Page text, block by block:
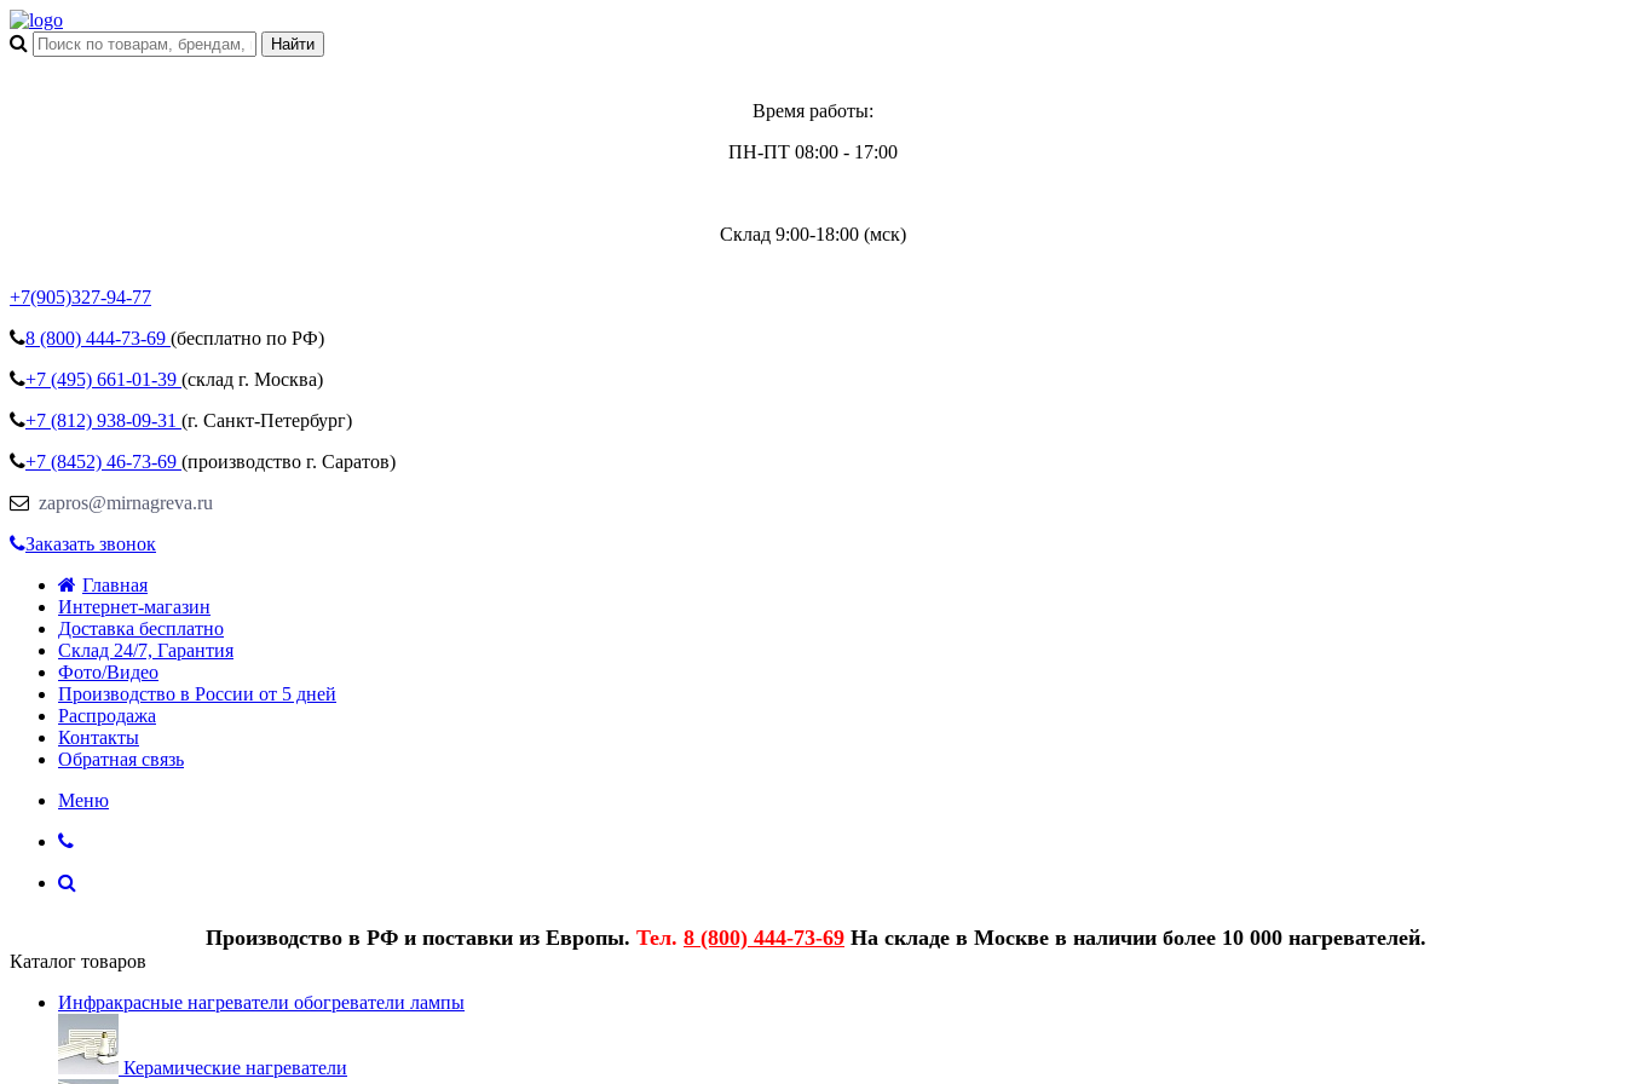
Время работы:
ПН-ПТ 08:00 - 17:00
Склад 9:00-18:00 (мск)
+7(905)327-94-77
8 (800) 444-73-69 (бесплатно по РФ)
+7 (495) 661-01-39 (склад г. Москва)
+7 (812) 938-09-31 (г. Санкт-Петербург)
+7 (8452) 46-73-69 (производство г. Саратов)
zapros@mirnagreva.ru
Заказать звонок
Главная
Интернет-магазин
Доставка бесплатно
Склад 24/7, Гарантия
Фото/Видео
Производство в России от 5 дней
Распродажа
Контакты
Обратная связь
Меню
Производство в РФ и поставки из Европы. Тел. 8 (800) 444-73-69 На складе в Москве в наличии более 10 000 нагревателей.
Каталог товаров
Инфракрасные нагреватели обогреватели лампы
Керамические нагреватели